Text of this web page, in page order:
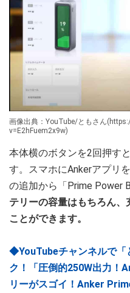
画像出典：YouTube/ともさん
v=E2hFuem2x9w)
本体横のボタンを2回押す
す。スマホにAnkerアプリ
の追加から「Prime Power
テリーの容量はもちろん
ことができます。
◆YouTubeチャンネルで「
ク！「圧倒的250W出力！
リーがスゴイ！Anker